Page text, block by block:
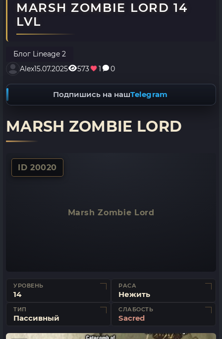
MARSH ZOMBIE LORD 14
LVL
Блог Lineage 2
Alex15.07.2025 573 1 0
Подпишись на нашTelegram
MARSH ZOMBIE LORD
ID 20020
Marsh Zombie Lord
УРОВЕНЬ
14
РАСА
Нежить
ТИП
Пассивный
СЛАБОСТЬ
Sacred